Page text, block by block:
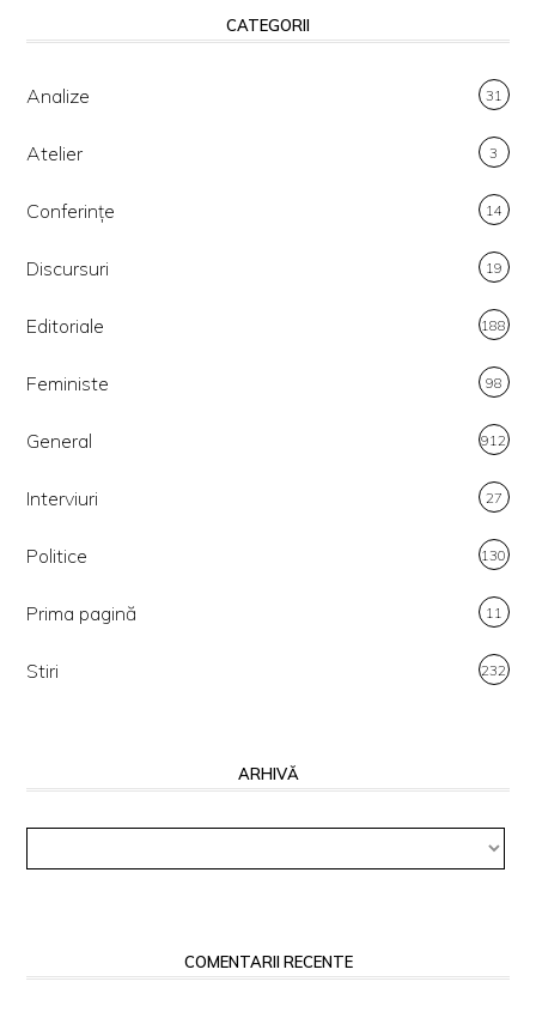
CATEGORII
Analize 31
Atelier 3
Conferințe 14
Discursuri 19
Editoriale 188
Feministe 98
General 912
Interviuri 27
Politice 130
Prima pagină 11
Stiri 232
ARHIVĂ
Arhivă
COMENTARII RECENTE